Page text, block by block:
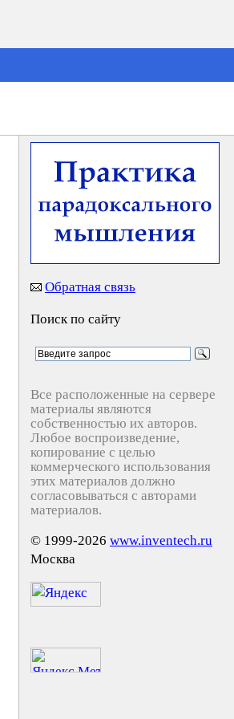
Обратная связь
Поиск по сайту
Все расположенные на сервере
материалы являются
собственностью их авторов.
Любое воспроизведение,
копирование с целью
коммерческого использования
этих материалов должно
согласовываться с авторами
материалов.
© 1999-2026 www.inventech.ru
Москва